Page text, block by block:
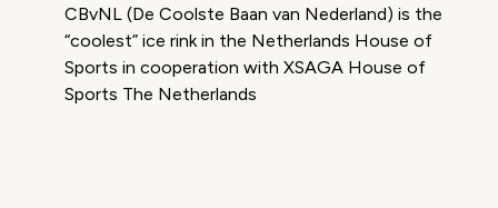
CBvNL (De Coolste Baan van Nederland) is the
“coolest” ice rink in the Netherlands House of
Sports in cooperation with XSAGA House of
Sports The Netherlands